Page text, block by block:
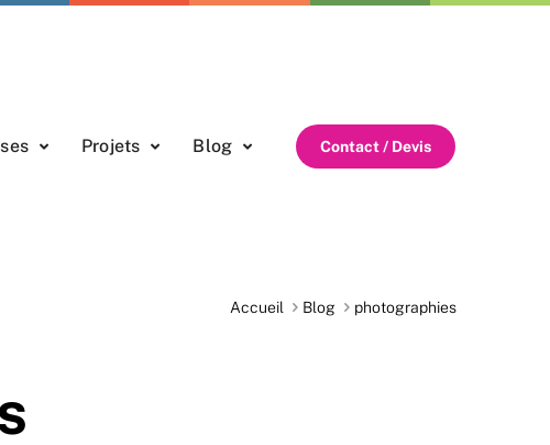
Projets Blog Contact / Devis
Accueil Blog photographies